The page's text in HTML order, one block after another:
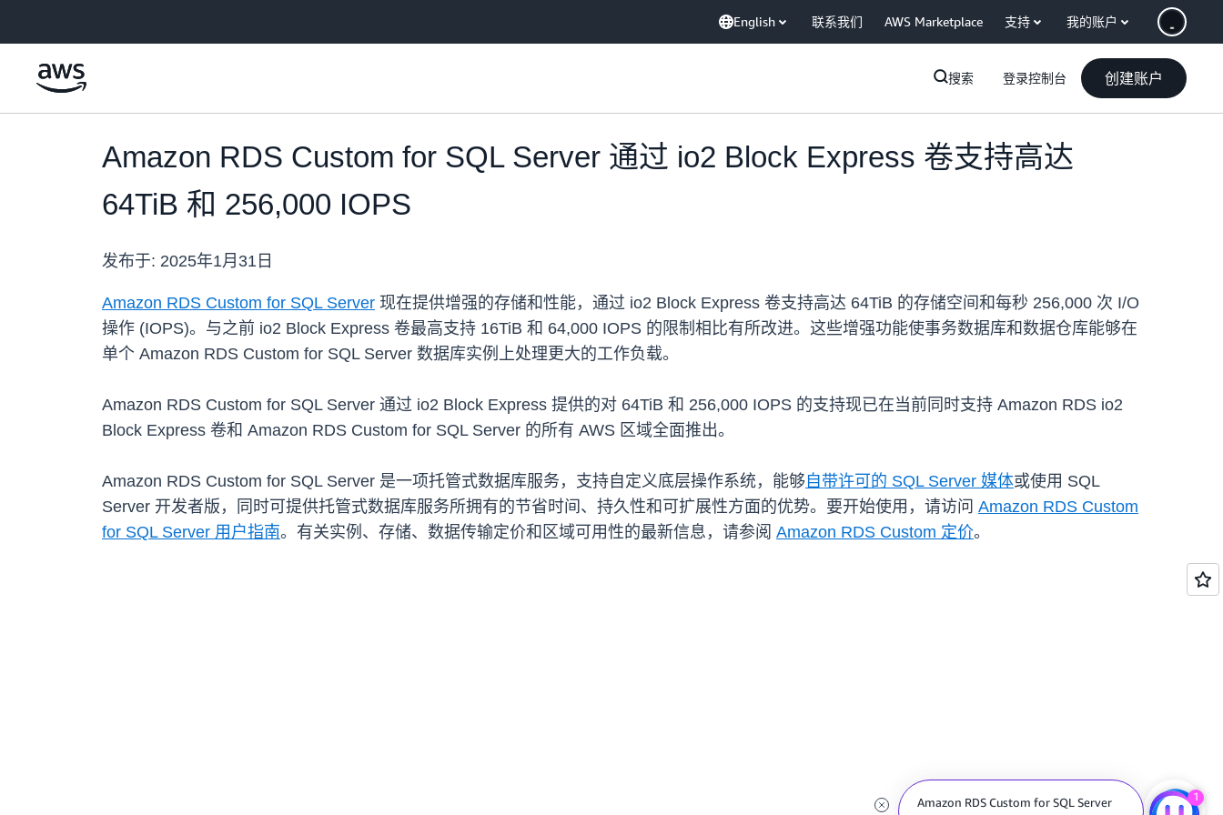
English 联系我们 AWS Marketplace 支持 我的账户
搜索 登录控制台 创建账户
Amazon RDS Custom for SQL Server 通过 io2 Block Express 卷支持高达
64TiB 和 256,000 IOPS
发布于: 2025年1月31日
Amazon RDS Custom for SQL Server 现在提供增强的存储和性能，通过 io2 Block Express 卷支持高达 64TiB 的存储空间和每秒 256,000 次 I/O
操作 (IOPS)。与之前 io2 Block Express 卷最高支持 16TiB 和 64,000 IOPS 的限制相比有所改进。这些增强功能使事务数据库和数据仓库能够在
单个 Amazon RDS Custom for SQL Server 数据库实例上处理更大的工作负载。
Amazon RDS Custom for SQL Server 通过 io2 Block Express 提供的对 64TiB 和 256,000 IOPS 的支持现已在当前同时支持 Amazon RDS io2
Block Express 卷和 Amazon RDS Custom for SQL Server 的所有 AWS 区域全面推出。
Amazon RDS Custom for SQL Server 是一项托管式数据库服务，支持自定义底层操作系统，能够 自带许可的 SQL Server 媒体或使用 SQL
Server 开发者版，同时可提供托管式数据库服务所拥有的节省时间、持久性和可扩展性方面的优势。要开始使用，请访问 Amazon RDS Custom
for SQL Server 用户指南。有关实例、存储、数据传输定价和区域可用性的最新信息，请参阅 Amazon RDS Custom 定价。
Amazon RDS Custom for SQL Server
1